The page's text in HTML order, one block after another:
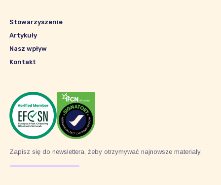
Stowarzyszenie
Artykuły
Nasz wpływ
Kontakt
Zapisz się do newslettera, żeby otrzymywać najnowsze materiały.